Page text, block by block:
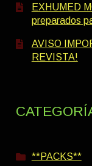
EXHUMED
preparados
AVISO
REVISTA!
**PACKS**